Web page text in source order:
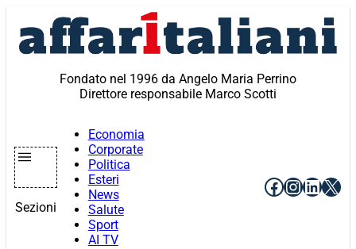
contenuto
Fondato nel 1996 da Angelo Maria Perrino
Direttore responsabile Marco Scotti
Sezioni
Economia
Corporate
Politica
Esteri
News
Salute
Sport
AI TV
Facebook
X